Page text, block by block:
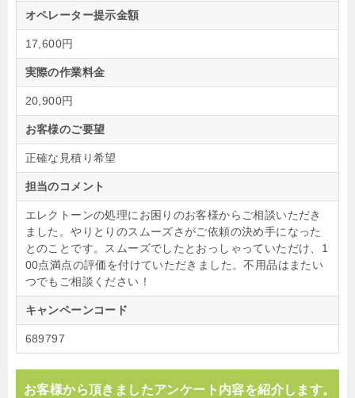
オペレーター提示金額
17,600円
実際の作業料金
20,900円
お客様のご要望
正確な見積り希望
担当のコメント
エレクトーンの処理にお困りのお客様からご相談いただき
ました。やりとりのスムーズさがご依頼の決め手になった
とのことです。スムーズでしたとおっしゃっていただけ、1
00点満点の評価を付けていただきました。不用品はまたい
つでもご相談ください！
キャンペーンコード
689797
お客様から頂きましたアンケート内容を紹介します。